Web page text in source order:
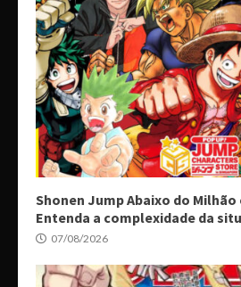
Shonen Jump Abaixo do Milhão
Entenda a complexidade da
07/08/2026